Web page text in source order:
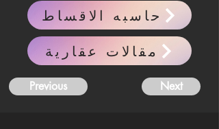
حاسبه الاقساط
مقالات عقارية
Previous Next